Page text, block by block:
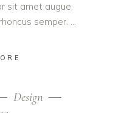
sit amet augue.
semper.
Design